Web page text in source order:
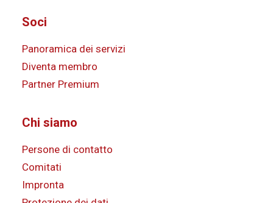
Soci
Panoramica dei servizi
Diventa membro
Partner Premium
Chi siamo
Persone di contatto
Comitati
Impronta